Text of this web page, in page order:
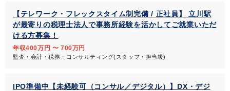
【テレワーク・フレックスタイム制完備 / 正社員】 立川駅
が最寄りの税理士法人で事務所経験を活かしてご就業いただ
ける方募集！
年収400万円 〜 700万円
監査・会計・税務・コンサルティング(スタッフ・担当級)
IPO準備中【未経験可（コンサル／デジタル）】DX・デジ